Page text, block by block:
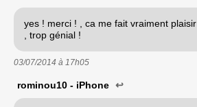
yes ! merci ! , ca me fait vraiment plaisir
, trop génial !
03/07/2014 à 17h05
rominou10 - iPhone ↩